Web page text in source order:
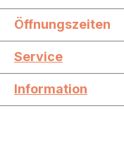
Öffnungszeiten
Service
Information